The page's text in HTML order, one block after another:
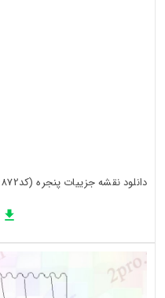
دانلود نقشه جزییات پنجره (کد36872)